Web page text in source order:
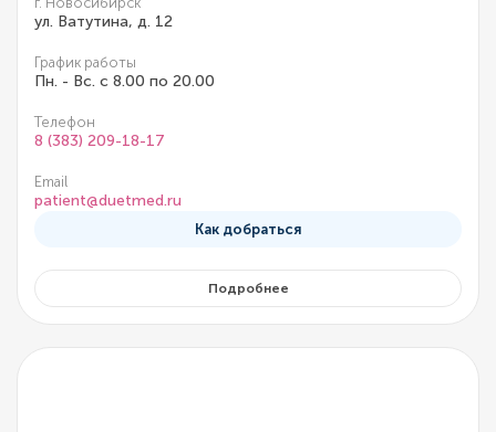
ул. Ватутина, д. 12
График работы
Пн. - Вс. с 8.00 по 20.00
Телефон
8 (383) 209-18-17
Email
patient@duetmed.ru
Как добраться
Подробнее